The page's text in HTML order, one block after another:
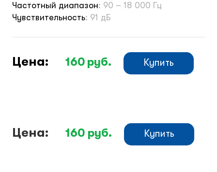
Частотный диапазон: 90 – 18 000 Гц
Чувствительность: 91 дБ
Цена: 160 руб. Купить
Цена: 160 руб. Купить